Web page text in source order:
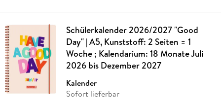
Schülerkalender 2026/2027 "Good
Day" | A5, Kunststoff: 2 Seiten = 1
Woche ; Kalendarium: 18 Monate Juli
2026 bis Dezember 2027
Kalender
Sofort lieferbar